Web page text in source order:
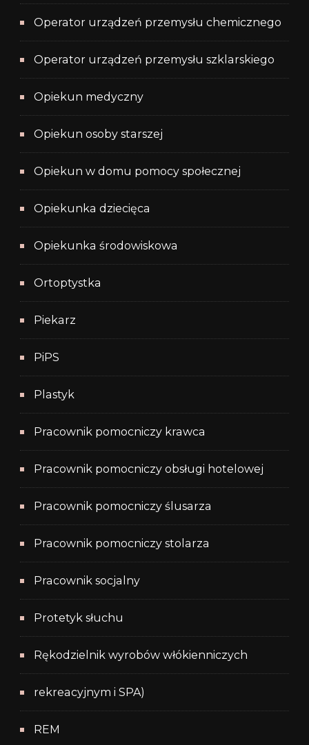
Operator urządzeń przemysłu chemicznego
Operator urządzeń przemysłu szklarskiego
Opiekun medyczny
Opiekun osoby starszej
Opiekun w domu pomocy społecznej
Opiekunka dziecięca
Opiekunka środowiskowa
Ortoptystka
Piekarz
PiPS
Plastyk
Pracownik pomocniczy krawca
Pracownik pomocniczy obsługi hotelowej
Pracownik pomocniczy ślusarza
Pracownik pomocniczy stolarza
Pracownik socjalny
Protetyk słuchu
Rękodzielnik wyrobów włókienniczych
rekreacyjnym i SPA)
REM